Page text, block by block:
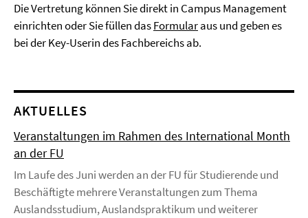
Die Vertretung können Sie direkt in Campus Management
einrichten oder Sie füllen dasFormularaus und geben es
bei der Key-Userin des Fachbereichs ab.
AKTUELLES
Veranstaltungen im Rahmen des International Month
an der FU
Im Laufe des Juni werden an der FU für Studierende und
Beschäftigte mehrere Veranstaltungen zum Thema
Auslandsstudium, Auslandspraktikum und weiterer